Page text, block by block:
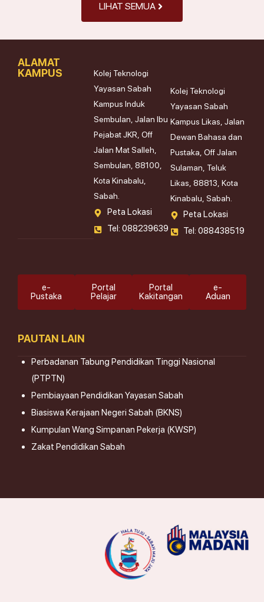
LIHAT SEMUA
PAUTAN LAIN
Perbadanan Tabung Pendidikan Tinggi Nasional
(PTPTN)
Pembiayaan Pendidikan Yayasan Sabah
Biasiswa Kerajaan Negeri Sabah (BKNS)
Kumpulan Wang Simpanan Pekerja (KWSP)
Zakat Pendidikan Sabah
ALAMAT
KAMPUS
Kolej Teknologi
Yayasan Sabah
Kampus Induk
Sembulan, Jalan Ibu
Pejabat JKR, Off
Jalan Mat Salleh,
Sembulan, 88100,
Kota Kinabalu,
Sabah.
Peta Lokasi
Tel: 088239639
Kolej Teknologi
Yayasan Sabah
Kampus Likas, Jalan
Dewan Bahasa dan
Pustaka, Off Jalan
Sulaman, Teluk
Likas, 88813, Kota
Kinabalu, Sabah.
Peta Lokasi
Tel: 088438519
e-
Pustaka
Portal
Pelajar
Portal
Kakitangan
e-
Aduan